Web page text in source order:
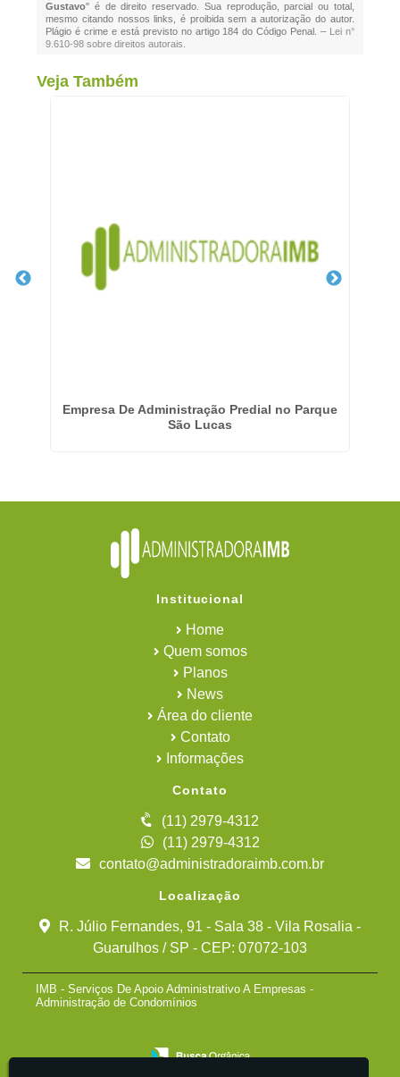
Gustavo" é de direito reservado. Sua reprodução, parcial ou total,
mesmo citando nossos links, é proibida sem a autorização do autor.
Plágio é crime e está previsto no artigo 184 do Código Penal. – Lei n°
9.610-98 sobre direitos autorais
Veja Também
Empresa De Administração Predial no Parque
São Lucas
Institucional
Home
Quem somos
Planos
News
Área do cliente
Contato
Informações
Contato
(11) 2979-4312
(11) 2979-4312
contato@administradoraimb.com.br
Localização
R. Júlio Fernandes, 91 - Sala 38 - Vila Rosalia -
Guarulhos / SP - CEP: 07072-103
IMB - Serviços De Apoio Administrativo A Empresas -
Administração de Condomínios